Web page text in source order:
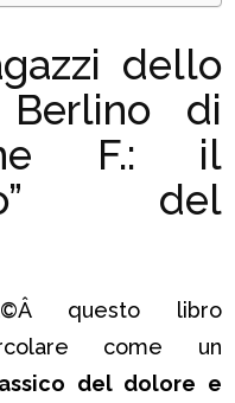
dello
di
F.: il
del
questo libro
come un
del dolore e